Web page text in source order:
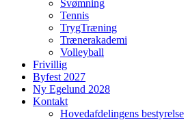
Svømning
Tennis
TrygTræning
Trænerakademi
Volleyball
Frivillig
Byfest 2027
Ny Egelund 2028
Kontakt
Hovedafdelingens bestyrelse